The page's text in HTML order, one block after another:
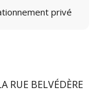
privé
RUE BELVÉDÈRE